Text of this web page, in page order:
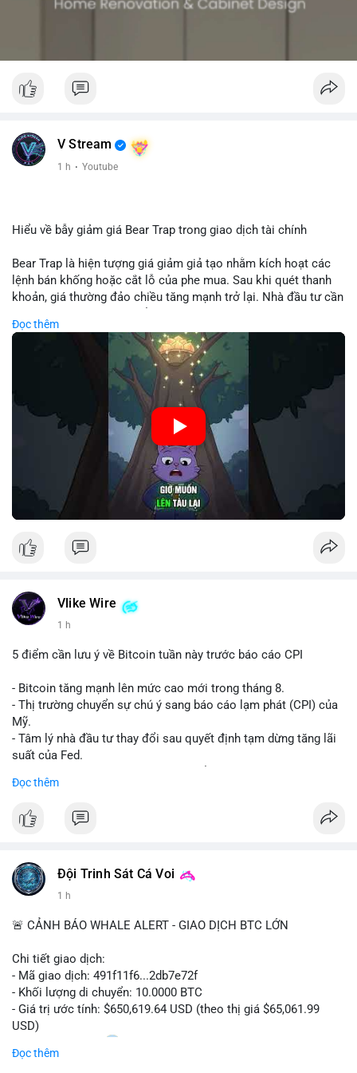
V Stream
1 h · Youtube
Hiểu về bẫy giảm giá Bear Trap trong giao dịch tài chính
Bear Trap là hiện tượng giá giảm giả tạo nhằm kích hoạt các
lệnh bán khống hoặc cắt lỗ của phe mua. Sau khi quét thanh
khoản, giá thường đảo chiều tăng mạnh trở lại. Nhà đầu tư cần
hóa điểm vào lệnh.
🎥 Xem video trực tiếp tại:
Nguồn: Cú Thông Thái
Đọc thêm
Vlike Wire
1 h
5 điểm cần lưu ý về Bitcoin tuần này trước báo cáo CPI
- Bitcoin tăng mạnh lên mức cao mới trong tháng 8.
- Thị trường chuyển sự chú ý sang báo cáo lạm phát (CPI) của
Mỹ.
- Tâm lý nhà đầu tư thay đổi sau quyết định tạm dừng tăng lãi
suất của Fed.
theo.
#bitcoin #btc #cryptonews
#vlikevn #titanbot
📰 Nguồn: Cointelegraph
Đọc thêm
Đội Trinh Sát Cá Voi
1 h
🚨 CẢNH BÁO WHALE ALERT - GIAO DỊCH BTC LỚN
Chi tiết giao dịch:
- Mã giao dịch: 491f11f6...2db7e72f
- Khối lượng di chuyển: 10.0000 BTC
- Giá trị ước tính: $650,619.64 USD (theo thị giá $65,061.99
USD)
- Thời gian: 11:20
Đọc thêm